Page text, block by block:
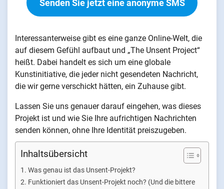
Senden Sie jetzt eine anonyme SMS
Interessanterweise gibt es eine ganze Online-Welt, die
auf diesem Gefühl aufbaut und „The Unsent Project“
heißt. Dabei handelt es sich um eine globale
Kunstinitiative, die jeder nicht gesendeten Nachricht,
die wir gerne verschickt hätten, ein Zuhause gibt.
Lassen Sie uns genauer darauf eingehen, was dieses
Projekt ist und wie Sie Ihre aufrichtigen Nachrichten
senden können, ohne Ihre Identität preiszugeben.
Inhaltsübersicht
Was genau ist das Unsent-Projekt?
Funktioniert das Unsent-Projekt noch? (Und die bittere